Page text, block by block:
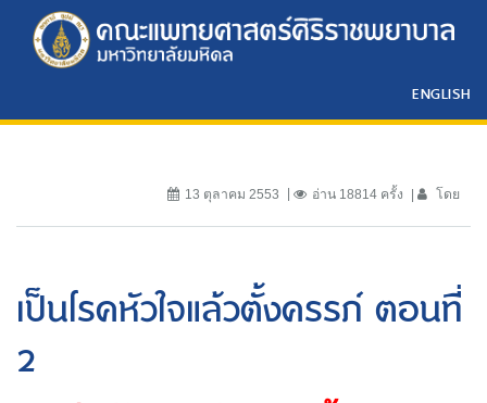
ENGLISH
13 ตุลาคม 2553 อ่าน 18814 ครั้ง โดย
เป็นโรคหัวใจแล้วตั้งครรภ์ ตอนที่
2